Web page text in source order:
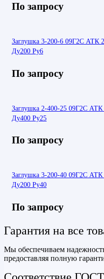
По запросу
Заглушка 3-200-6 09Г2С АТК
Ду200 Ру6
По запросу
Заглушка 2-400-25 09Г2С АТК
Ду400 Ру25
По запросу
Заглушка 3-200-40 09Г2С АТК
Ду200 Ру40
По запросу
Гарантия на все
Мы обеспечиваем
предоставляя полную